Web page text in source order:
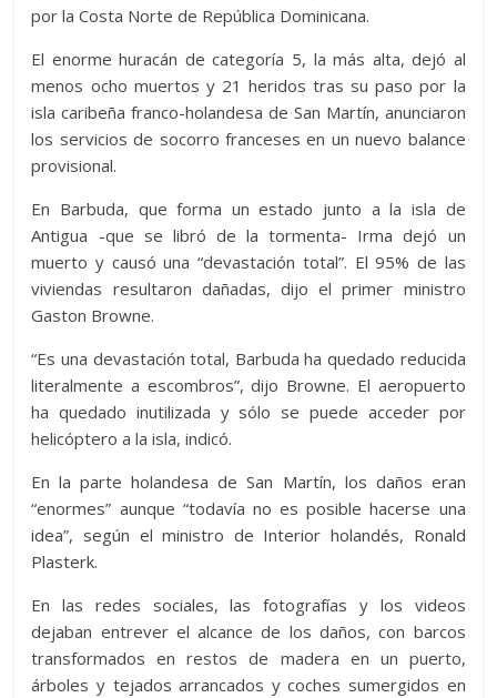
por la Costa Norte de República Dominicana.
El enorme huracán de categoría 5, la más alta, dejó al
menos ocho muertos y 21 heridos tras su paso por la
isla caribeña franco-holandesa de San Martín, anunciaron
los servicios de socorro franceses en un nuevo balance
provisional.
En Barbuda, que forma un estado junto a la isla de
Antigua -que se libró de la tormenta- Irma dejó un
muerto y causó una “devastación total”. El 95% de las
viviendas resultaron dañadas, dijo el primer ministro
Gaston Browne.
“Es una devastación total, Barbuda ha quedado reducida
literalmente a escombros”, dijo Browne. El aeropuerto
ha quedado inutilizada y sólo se puede acceder por
helicóptero a la isla, indicó.
En la parte holandesa de San Martín, los daños eran
“enormes” aunque “todavía no es posible hacerse una
idea”, según el ministro de Interior holandés, Ronald
Plasterk.
En las redes sociales, las fotografías y los videos
dejaban entrever el alcance de los daños, con barcos
transformados en restos de madera en un puerto,
árboles y tejados arrancados y coches sumergidos en